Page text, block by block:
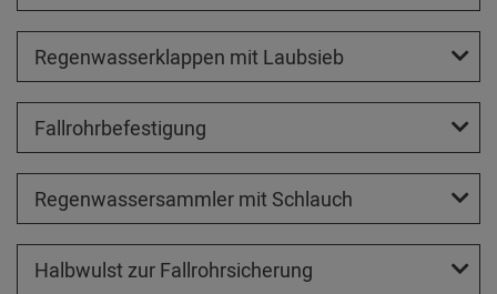
Regenwasserklappen mit Laubsieb
Fallrohrbefestigung
Regenwassersammler mit Schlauch
Halbwulst zur Fallrohrsicherung